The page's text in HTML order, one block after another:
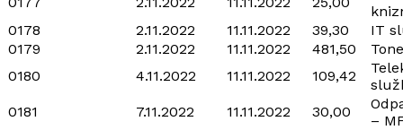
0178
2.11.2022 11.11.2022 39,30
IT
0179
2.11.2022 11.11.2022 481,50
0180
4.11.2022 11.11.2022 109,42
0181
7.11.2022 11.11.2022 30,00
–